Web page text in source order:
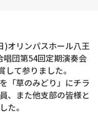
オリンパスホール八王
団第54回定期演奏会
て参りました。
「草のみどり」にチラ
、また他支部の皆様と
た。